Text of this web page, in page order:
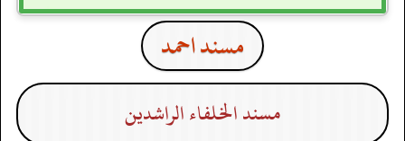
مسند احمد
مسند الخلفاء الراشدين